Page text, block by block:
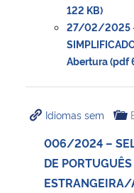
122 KB)
27/02/2025 –
Abertura (pdf
Idiomas sem
006/2024 –
DE